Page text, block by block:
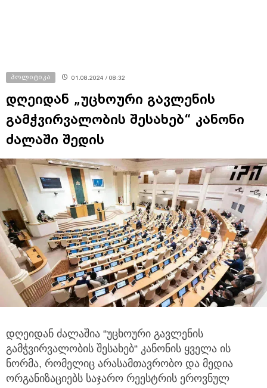
პოლიტიკა 01.08.2024 / 08:32
დღეიდან „უცხოური გავლენის
გამჭვირვალობის შესახებ“ კანონი
ძალაში შედის
დღეიდან ძალაშია “უცხოური გავლენის
გამჭვირვალობის შესახებ“ კანონის ყველა ის
ნორმა, რომელიც არასამთავრობო და მედია
ორგანიზაციებს საჯარო რეესტრის ეროვნულ